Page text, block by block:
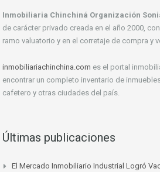
Inmobiliaria Chinchiná Organización
de carácter privado creada en el año 2000,
ramo valuatorio y en el corretaje de compra y
inmobiliariachinchina.com es el portal
encontrar un completo inventario de
cafetero y otras ciudades del país.
Últimas publicaciones
El Mercado Inmobiliario Industrial Logró